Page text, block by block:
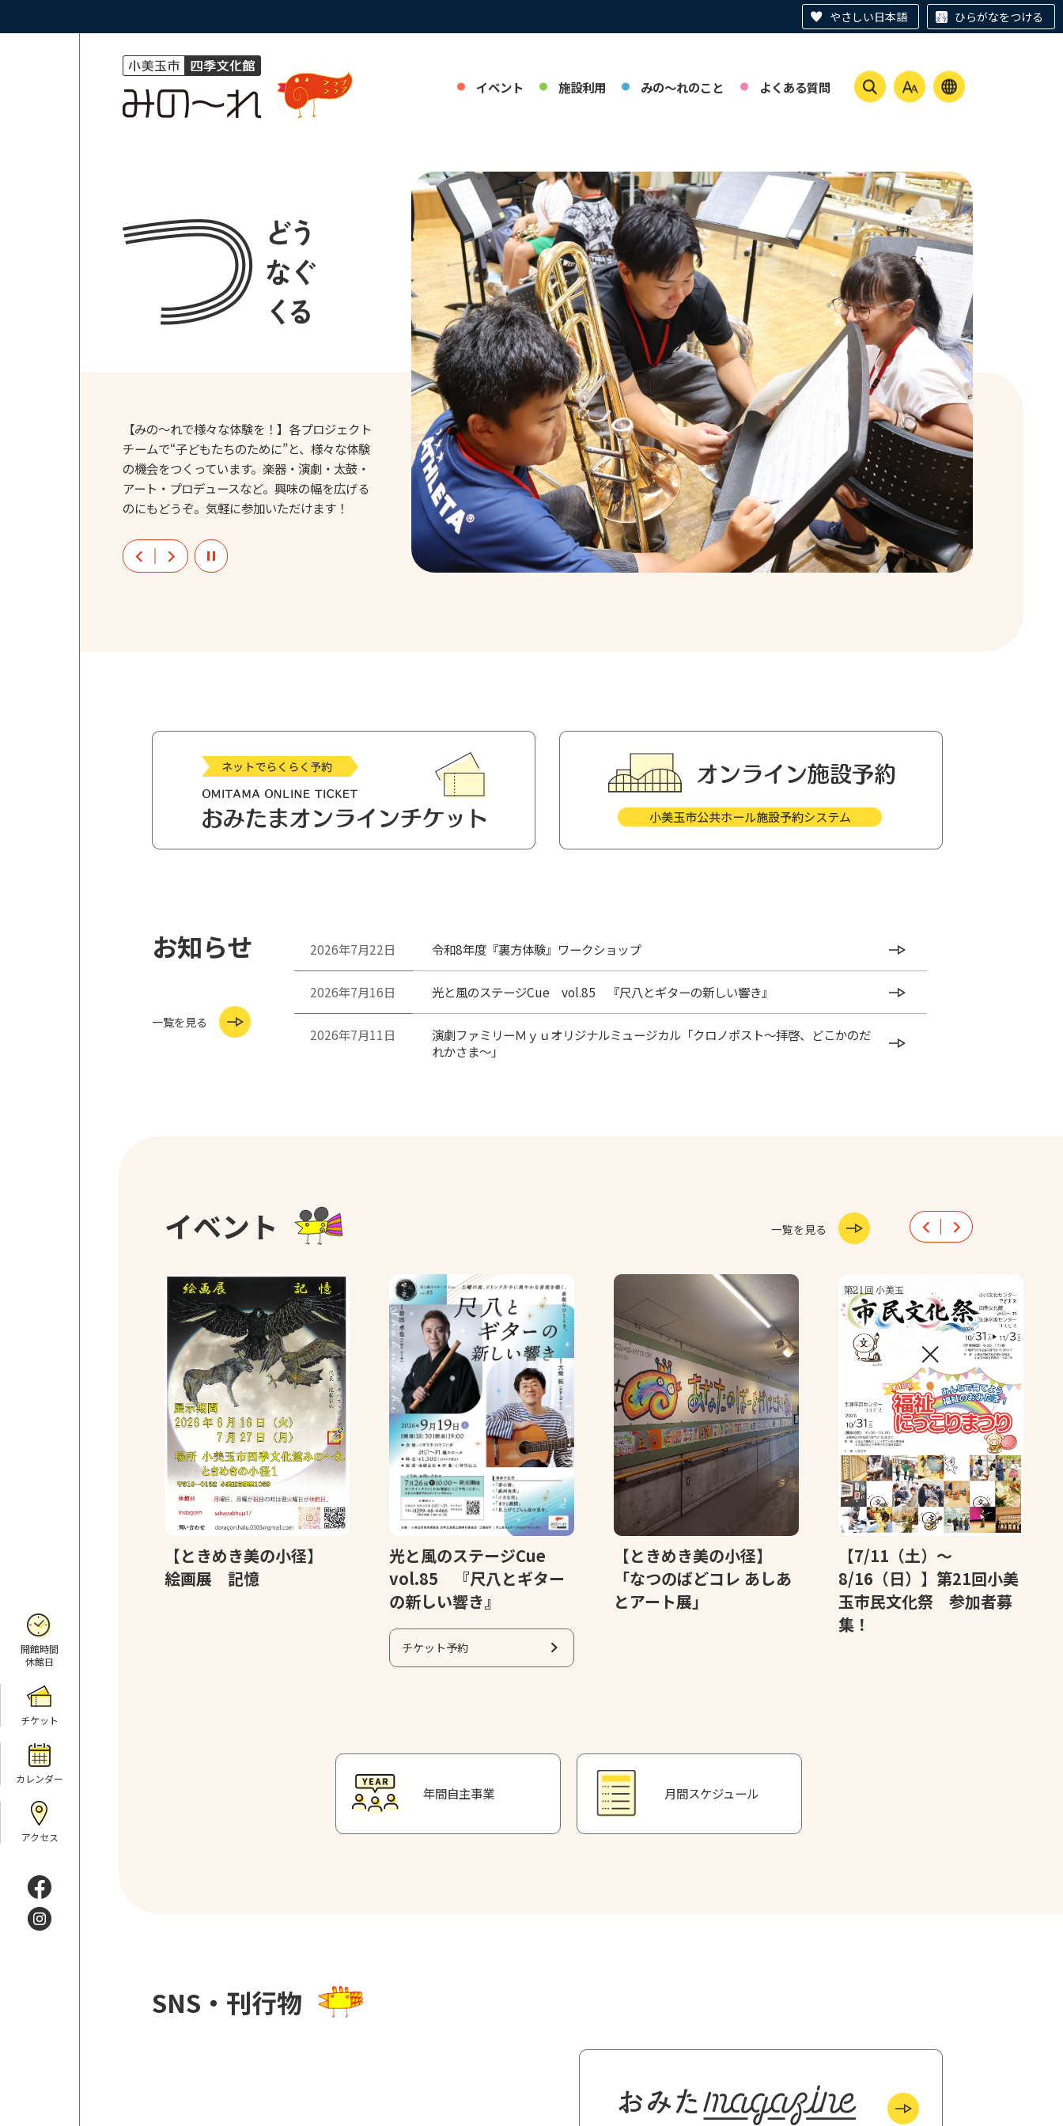
やさしい日本語 ひらがなをつける
イベント 施設利用 みの～れのこと よくある質問
開館時間
休館日
チケット
カレンダー
アクセス
【みの～れで様々な体験を！】各プロジェクト
チームで“子どもたちのために”と、様々な体験
の機会をつくっています。楽器・演劇・太鼓・
アート・プロデュースなど。興味の幅を広げる
のにもどうぞ。気軽に参加いただけます！
お知らせ
一覧を見る
2026年7月22日 令和8年度『裏方体験』ワークショップ
2026年7月16日 光と風のステージCue vol.85 『尺八とギターの新しい響き』
2026年7月11日
演劇ファミリーＭｙｕオリジナルミュージカル「クロノポスト～拝啓、どこかのだ
れかさま～」
2026年6月2日
2025年5月1日 キッチンカー等の出店のご案内
2023年8月24日 アピオス・みの～れ・コスモスの施設予約に関するお知らせ
2017年3月16日 陽だまり横丁のご案内
イベント 一覧を見る
【ときめき美の小径】
絵画展 記憶
光と風のステージCue
vol.85 『尺八とギター
の新しい響き』
チケット予約
【ときめき美の小径】
「なつのばどコレ あしあ
とアート展」
【7/11（土）～
8/16（日）】第21回小美
玉市民文化祭 参加者募
集！
年間自主事業 月間スケジュール
SNS・刊行物